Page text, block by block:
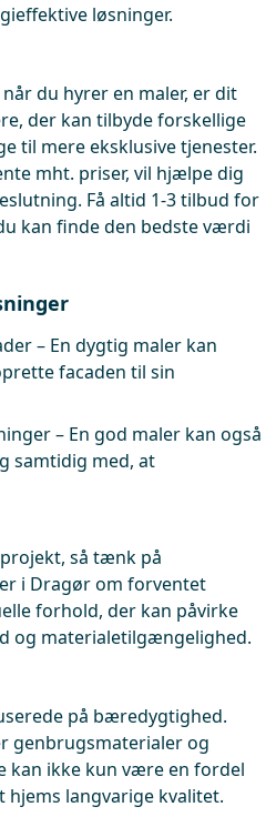
løsninger.
du hyrer en maler, er dit
der kan tilbyde forskellige
til mere eksklusive tjenester.
mht. priser, vil hjælpe dig
Få altid 1-3 tilbud for
kan finde den bedste værdi
– En dygtig maler kan
facaden til sin
– En god maler kan også
samtidig med, at
så tænk på
i Dragør om forventet
forhold, der kan påvirke
og materialetilgængelighed.
på bæredygtighed.
genbrugsmaterialer og
kan ikke kun være en fordel
langvarige kvalitet.